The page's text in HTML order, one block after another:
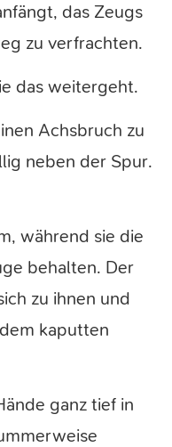
das Zeugs
zu verfrachten.
das weitergeht.
Achsbruch zu
neben der Spur.
während sie die
behalten. Der
zu ihnen und
kaputten
ganz tief in